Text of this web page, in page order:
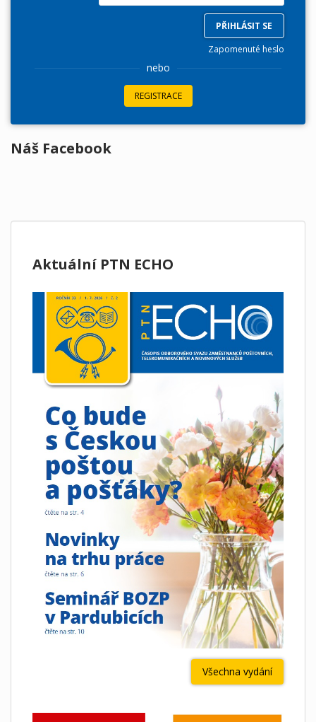
Zapomenuté heslo
nebo
REGISTRACE
Náš Facebook
Aktuální PTN ECHO
Všechna vydání